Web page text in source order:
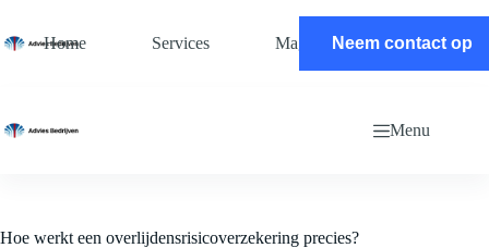
de
Home Services Magazine Contact
Neem contact op
Menu
Hoe werkt een overlijdensrisicoverzekering precies?